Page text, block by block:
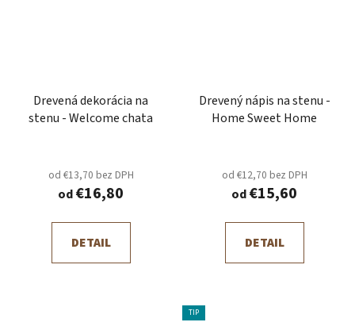
Drevená dekorácia na
stenu - Welcome chata
od €13,70 bez DPH
od€16,80
DETAIL
Drevený nápis na stenu -
Home Sweet Home
od €12,70 bez DPH
od€15,60
DETAIL
TIP